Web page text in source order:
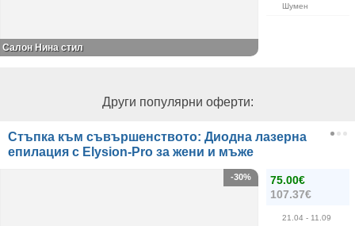
Шумен
Салон Нина стил
Други популярни оферти:
Стъпка към съвършенството: Диодна лазерна
епилация с Elysion-Pro за жени и мъже
75.00€
107.37€
21.04 - 11.09
-30%